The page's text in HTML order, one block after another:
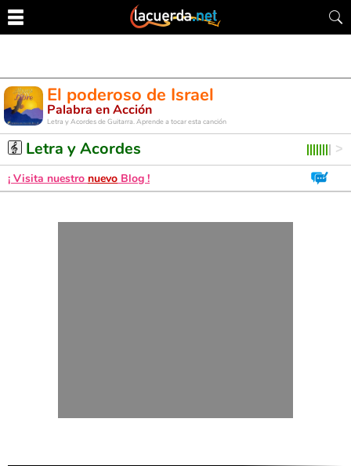
El poderoso de Israel
Palabra en Acción
Letra y Acordes de Guitarra. Aprende a tocar esta canción
Letra y Acordes
¡ Visita nuestro nuevo Blog !